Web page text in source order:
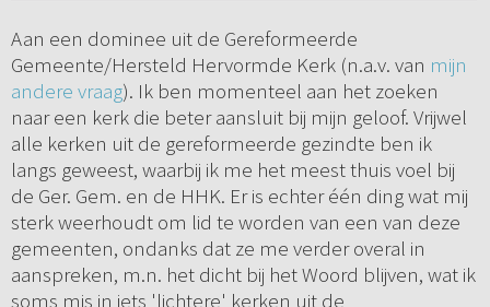
Aan een dominee uit de Gereformeerde
Gemeente/Hersteld Hervormde Kerk (n.a.v. van mijn
andere vraag). Ik ben momenteel aan het zoeken
naar een kerk die beter aansluit bij mijn geloof. Vrijwel
alle kerken uit de gereformeerde gezindte ben ik
langs geweest, waarbij ik me het meest thuis voel bij
de Ger. Gem. en de HHK. Er is echter één ding wat mij
sterk weerhoudt om lid te worden van een van deze
gemeenten, ondanks dat ze me verder overal in
aanspreken, m.n. het dicht bij het Woord blijven, wat ik
soms mis in iets 'lichtere' kerken uit de